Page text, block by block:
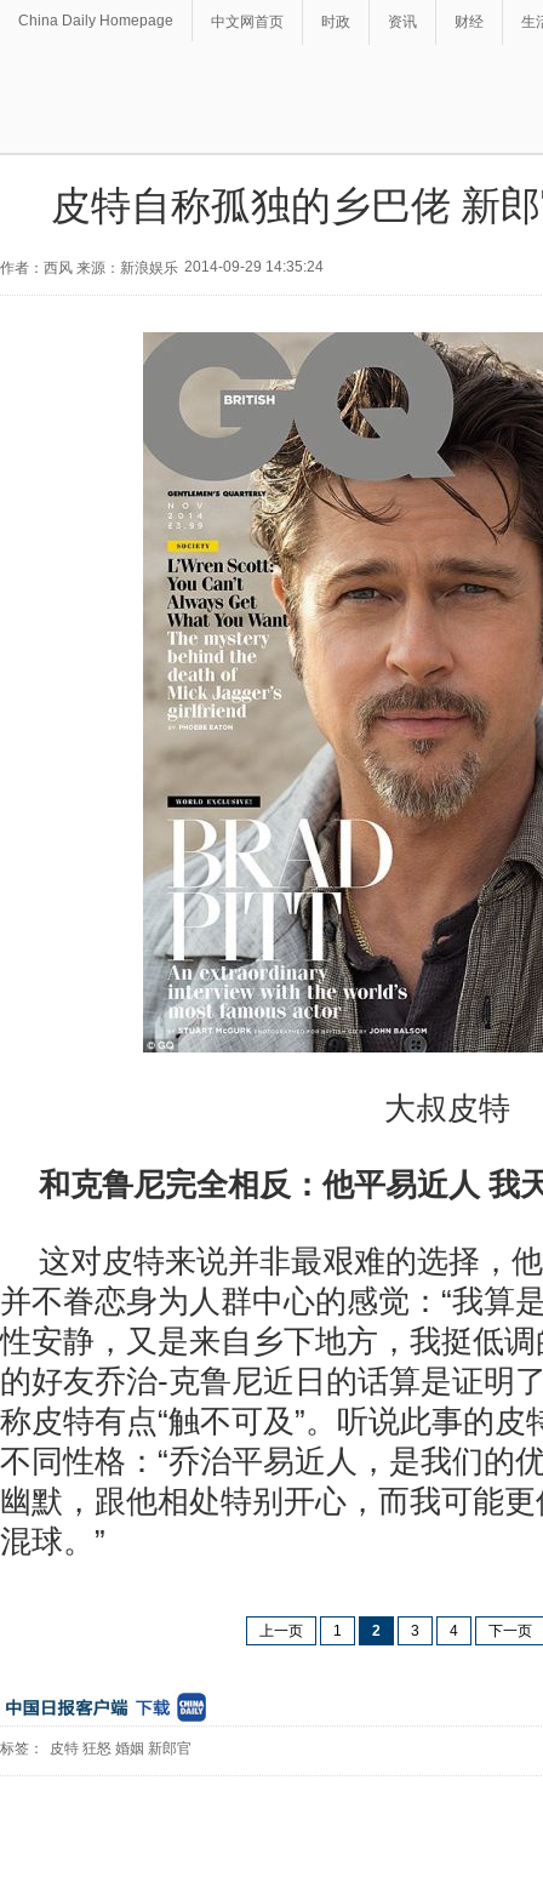
China Daily Homepage 中文网首页 时政 资讯 财经 生
皮特自称孤独的乡巴佬 新
作者：西风 来源：新浪娱乐 2014-09-29 14:35:24
大叔皮特
和克鲁尼完全相反：他平易近人 我
这对皮特来说并非最艰难的选择，
并不眷恋身为人群中心的感觉：“我算
性安静，又是来自乡下地方，我挺低
的好友乔治-克鲁尼近日的话算是证明
称皮特有点“触不可及”。听说此事的皮
不同性格：“乔治平易近人，是我们的
幽默，跟他相处特别开心，而我可能
混球。”
上一页 1 2 3 4 下一页
标签： 皮特 狂怒 婚姻 新郎官